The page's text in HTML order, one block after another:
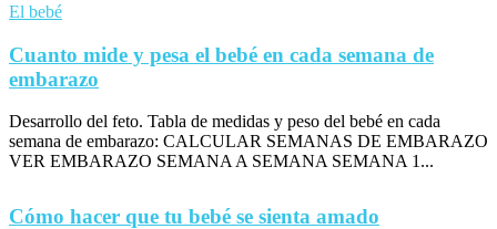
El bebé
Cuanto mide y pesa el bebé en cada semana de
embarazo
Desarrollo del feto. Tabla de medidas y peso del bebé en cada
semana de embarazo: CALCULAR SEMANAS DE EMBARAZO
VER EMBARAZO SEMANA A SEMANA SEMANA 1...
Cómo hacer que tu bebé se sienta amado